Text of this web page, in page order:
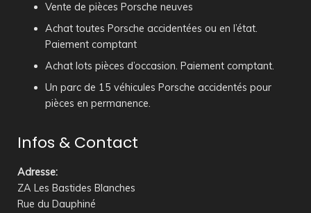
Vente de pièces Porsche neuves
Achat toutes Porsche accidentées ou en l’état.
Paiement comptant
Achat lots pièces d’occasion. Paiement comptant.
Un parc de 15 véhicules Porsche accidentés pour
pièces en permanence.
Infos & Contact
Adresse:
ZA Les Bastides Blanches
Rue du Dauphiné